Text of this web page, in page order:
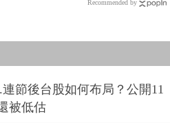
Recommended by
節後台股如何布局？公開11
被低估